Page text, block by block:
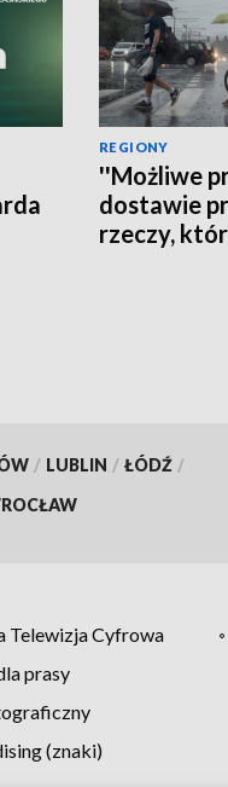
REGIONY
''Możliwe
dostawie
rzeczy,
/ LUBLIN / ŁÓDŹ /
Telewizja Cyfrowa
prasy
(znaki)